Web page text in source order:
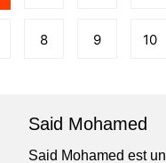
8 9 10
Said Mohamed
Said Mohamed est un